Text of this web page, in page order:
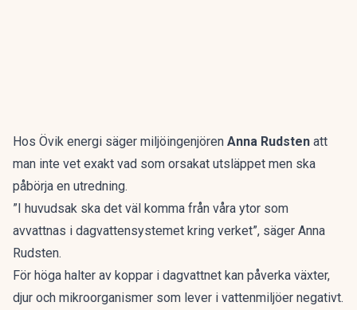
Hos Övik energi säger miljöingenjören Anna Rudsten att
man inte vet exakt vad som orsakat utsläppet men ska
påbörja en utredning.
”I huvudsak ska det väl komma från våra ytor som
avvattnas i dagvattensystemet kring verket”, säger Anna
Rudsten.
För höga halter av koppar i dagvattnet kan påverka växter,
djur och mikroorganismer som lever i vattenmiljöer negativt.